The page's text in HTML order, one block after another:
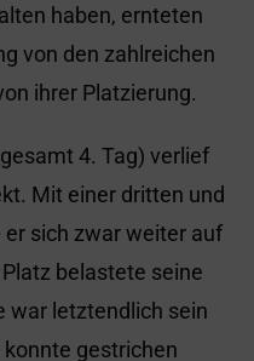
haben, ernteten
von den zahlreichen
ihrer Platzierung.
4. Tag) verlief
Mit einer dritten und
sich zwar weiter auf
belastete seine
war letztendlich sein
gestrichen